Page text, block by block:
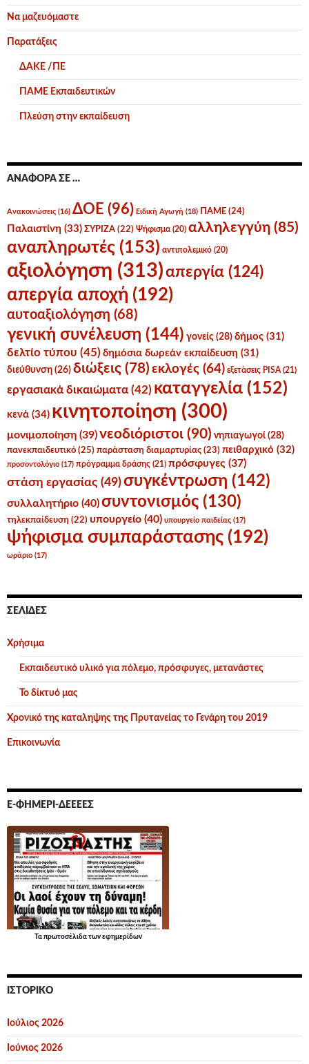
Να μαζευόμαστε
Παρατάξεις
ΔΑΚΕ /ΠΕ
ΠΑΜΕ Εκπαιδευτικών
Πλεύση στην εκπαίδευση
ΑΝΑΦΟΡΆ ΣΕ …
Ανακοινώσεις (16) ΔΟΕ (96) Ειδική Αγωγή (18) ΠΑΜΕ (24)
Παλαιστίνη (33) ΣΥΡΙΖΑ (22) Ψήφισμα (20) αλληλεγγύη (85)
αναπληρωτές (153) αντιπολεμικό (20)
αξιολόγηση (313)απεργία (124)
απεργία αποχή (192)
αυτοαξιολόγηση (68)
γενική συνέλευση (144) γονείς (28) δήμος (31)
δελτίο τύπου (45) δημόσια δωρεάν εκπαίδευση (31)
διεύθυνση (26) διώξεις (78) εκλογές (64) εξετάσεις PISA (21)
εργασιακά δικαιώματα(42) καταγγελία (152)
κενά (34) κινητοποίηση (300)
μονιμοποίηση (39)νεοδιόριστοι (90) νηπιαγωγοί (28)
πανεκπαιδευτικό (25) παράσταση διαμαρτυρίας (23) πειθαρχικό (32)
προσοντολόγιο (17) πρόγραμμα δράσης (21) πρόσφυγες (37)
στάση εργασίας (49)συγκέντρωση (142)
συλλαλητήριο (40)συντονισμός (130)
τηλεκπαίδευση (22) υπουργείο (40) υπουργείο παιδείας (17)
ψήφισμα συμπαράστασης (192)
ωράριο (17)
ΣΕΛΊΔΕΣ
Χρήσιμα
Εκπαιδευτικό υλικό για πόλεμο, πρόσφυγες, μετανάστες
Το δίκτυό μας
Χρονικό της καταληψης της Πρυτανείας το Γενάρη του 2019
Επικοινωνία
Ε-ΦΗΜΕΡΊ-ΔΕΕΕΕΣ
Τα πρωτοσέλιδατων εφημερίδων
ΙΣΤΟΡΙΚΌ
Ιούλιος 2026
Ιούνιος 2026